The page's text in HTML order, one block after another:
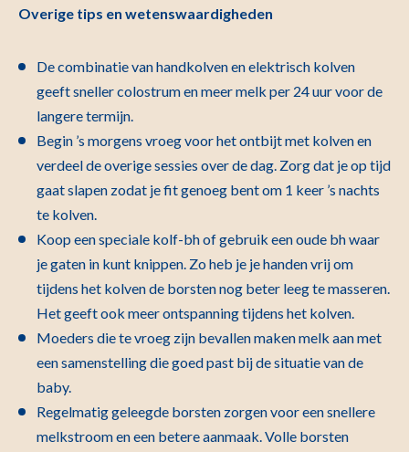
Overige tips en wetenswaardigheden
De combinatie van handkolven en elektrisch kolven
geeft sneller colostrum en meer melk per 24 uur voor de
langere termijn.
Begin ’s morgens vroeg voor het ontbijt met kolven en
verdeel de overige sessies over de dag. Zorg dat je op tijd
gaat slapen zodat je fit genoeg bent om 1 keer ’s nachts
te kolven.
Koop een speciale kolf-bh of gebruik een oude bh waar
je gaten in kunt knippen. Zo heb je je handen vrij om
tijdens het kolven de borsten nog beter leeg te masseren.
Het geeft ook meer ontspanning tijdens het kolven.
Moeders die te vroeg zijn bevallen maken melk aan met
een samenstelling die goed past bij de situatie van de
baby.
Regelmatig geleegde borsten zorgen voor een snellere
melkstroom en een betere aanmaak. Volle borsten